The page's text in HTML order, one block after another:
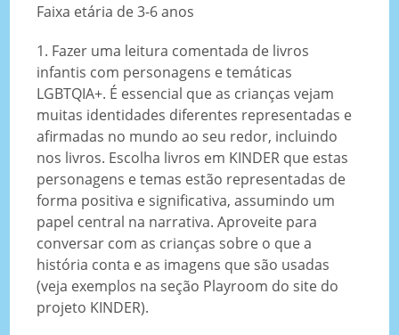
Faixa etária de 3-6 anos
1. Fazer uma leitura comentada de livros
infantis com personagens e temáticas
LGBTQIA+. É essencial que as crianças vejam
muitas identidades diferentes representadas e
afirmadas no mundo ao seu redor, incluindo
nos livros. Escolha livros em KINDER que estas
personagens e temas estão representadas de
forma positiva e significativa, assumindo um
papel central na narrativa. Aproveite para
conversar com as crianças sobre o que a
história conta e as imagens que são usadas
(veja exemplos na seção Playroom do site do
projeto KINDER).